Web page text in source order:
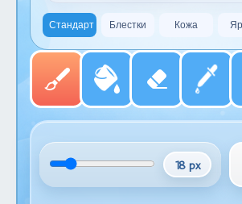
Стандарт Блестки Кожа
18 px